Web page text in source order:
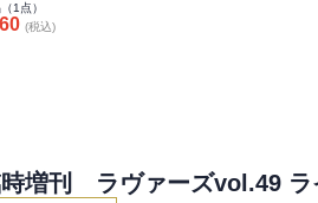
1 点）
(税込)
臨時増刊